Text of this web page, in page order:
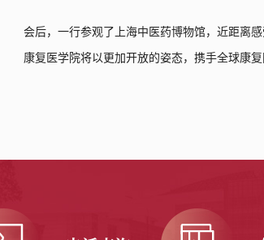
会后，一行参观了 上海中医药博物馆，近距离
康复医学院将以更加开放的姿态，携手全球康